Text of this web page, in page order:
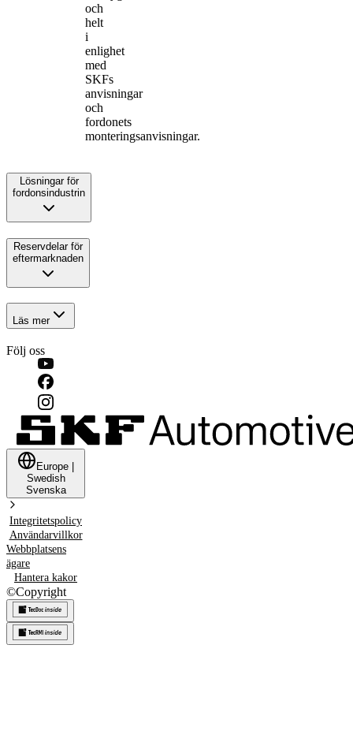
och
helt
i
enlighet
med
SKFs
anvisningar
och
fordonets
monteringsanvisningar.
Lösningar för
fordonsindustrin
Reservdelar för
eftermarknaden
Läs mer
Följ oss
Europe
Swedish
Svenska
Integritetspolicy
Användarvillkor
Webbplatsens
ägare
Hantera kakor
©Copyright